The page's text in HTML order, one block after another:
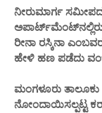
ನೀರುಮಾರ್ಗ
ರೀನಾ ರಸ್ಕಿನಾ
ಹೇಳಿ ಹಣ ಪಡೆದು
ಮಂಗಳೂರು
ನೋಂದಾಯಿಸಲ್ಪಟ್ಟ